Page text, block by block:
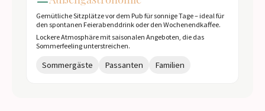
Gemütliche Sitzplätze vor dem Pub für sonnige Tage – ideal für
den spontanen Feierabenddrink oder den Wochenendkaffee.
Lockere Atmosphäre mit saisonalen Angeboten, die das
Sommerfeeling unterstreichen.
Sommergäste Passanten Familien